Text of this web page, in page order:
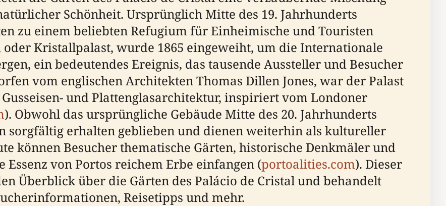
Schönheit. Ursprünglich Mitte des 19. Jahrhunderts
zu einem beliebten Refugium für Einheimische und Touristen
Kristallpalast, wurde 1865 eingeweiht, um die Internationale
ein bedeutendes Ereignis, das tausende Aussteller und Besucher
vom englischen Architekten Thomas Dillen Jones, war der Palast
und Plattenglasarchitektur, inspiriert vom Londoner
). Obwohl das ursprüngliche Gebäude Mitte des 20. Jahrhunderts
sorgfältig erhalten geblieben und dienen weiterhin als kultureller
können Besucher thematische Gärten, historische Denkmäler und
von Portos reichem Erbe einfangen (portoalities.com). Dieser
Überblick über die Gärten des Palácio de Cristal und behandelt
Reisetipps und mehr.